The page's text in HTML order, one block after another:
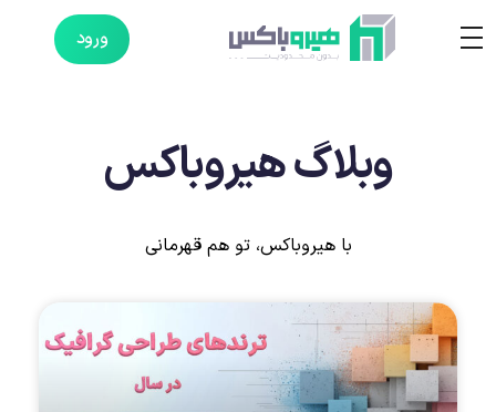
ورود
وبلاگ هیروباکس
با هیروباکس، تو هم قهرمانی